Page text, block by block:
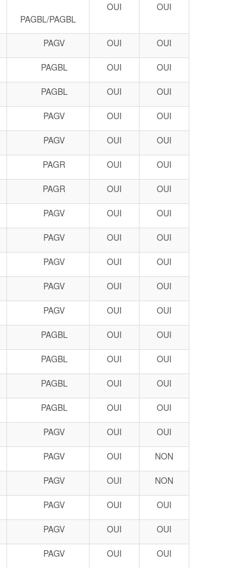
PAGBL/PAGBL
OUI OUI
PAGV OUI OUI
PAGBL OUI OUI
PAGBL OUI OUI
PAGV OUI OUI
PAGV OUI OUI
PAGR OUI OUI
PAGR OUI OUI
PAGV OUI OUI
PAGV OUI OUI
PAGV OUI OUI
PAGV OUI OUI
PAGV OUI OUI
PAGBL OUI OUI
PAGBL OUI OUI
PAGBL OUI OUI
PAGBL OUI OUI
PAGV OUI OUI
PAGV OUI NON
PAGV OUI NON
PAGV OUI OUI
PAGV OUI OUI
PAGV OUI OUI